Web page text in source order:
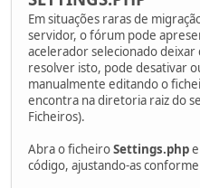
Em situações raras de
servidor, o fórum pode
acelerador selecionado deixar
resolver isto, pode desativar
manualmente editando o
encontra na diretoria raiz do
Ficheiros).
Abra o ficheiroSettings.php
código, ajustando-as